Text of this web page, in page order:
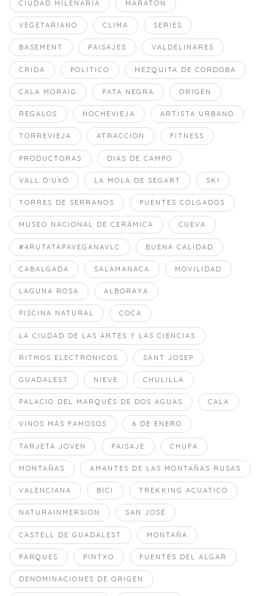
CIUDAD MILENARIA MARATON
VEGETARIANO CLIMA SERIES
BASEMENT PAISAJES VALDELINARES
CRIDA POLÍTICO MEZQUITA DE CORDOBA
CALA MORAIG PATA NEGRA ORIGEN
REGALOS NOCHEVIEJA ARTISTA URBANO
TORREVIEJA ATRACCION FITNESS
PRODUCTORAS DIAS DE CAMPO
VALL D'UXÓ LA MOLA DE SEGART SKI
TORRES DE SERRANOS PUENTES COLGADOS
MUSEO NACIONAL DE CERÁMICA CUEVA
#4RUTATAPAVEGANAVLC BUENA CALIDAD
CABALGADA SALAMANACA MOVILIDAD
LAGUNA ROSA ALBORAYA
PISCINA NATURAL COCA
LA CIUDAD DE LAS ARTES Y LAS CIENCIAS
RITMOS ELECTRONICOS SANT JOSEP
GUADALEST NIEVE CHULILLA
PALACIO DEL MARQUÉS DE DOS AGUAS CALA
VINOS MÁS FAMOSOS 6 DE ENERO
TARJETA JOVEN PAISAJE CHUFA
MONTAÑAS AMANTES DE LAS MONTAÑAS RUSAS
VALENCIANA BICI TREKKING ACUATICO
NATURAINMERSION SAN JOSÉ
CASTELL DE GUADALEST MONTAÑA
PARQUES PINTXO FUENTES DEL ALGAR
DENOMINACIONES DE ORIGEN